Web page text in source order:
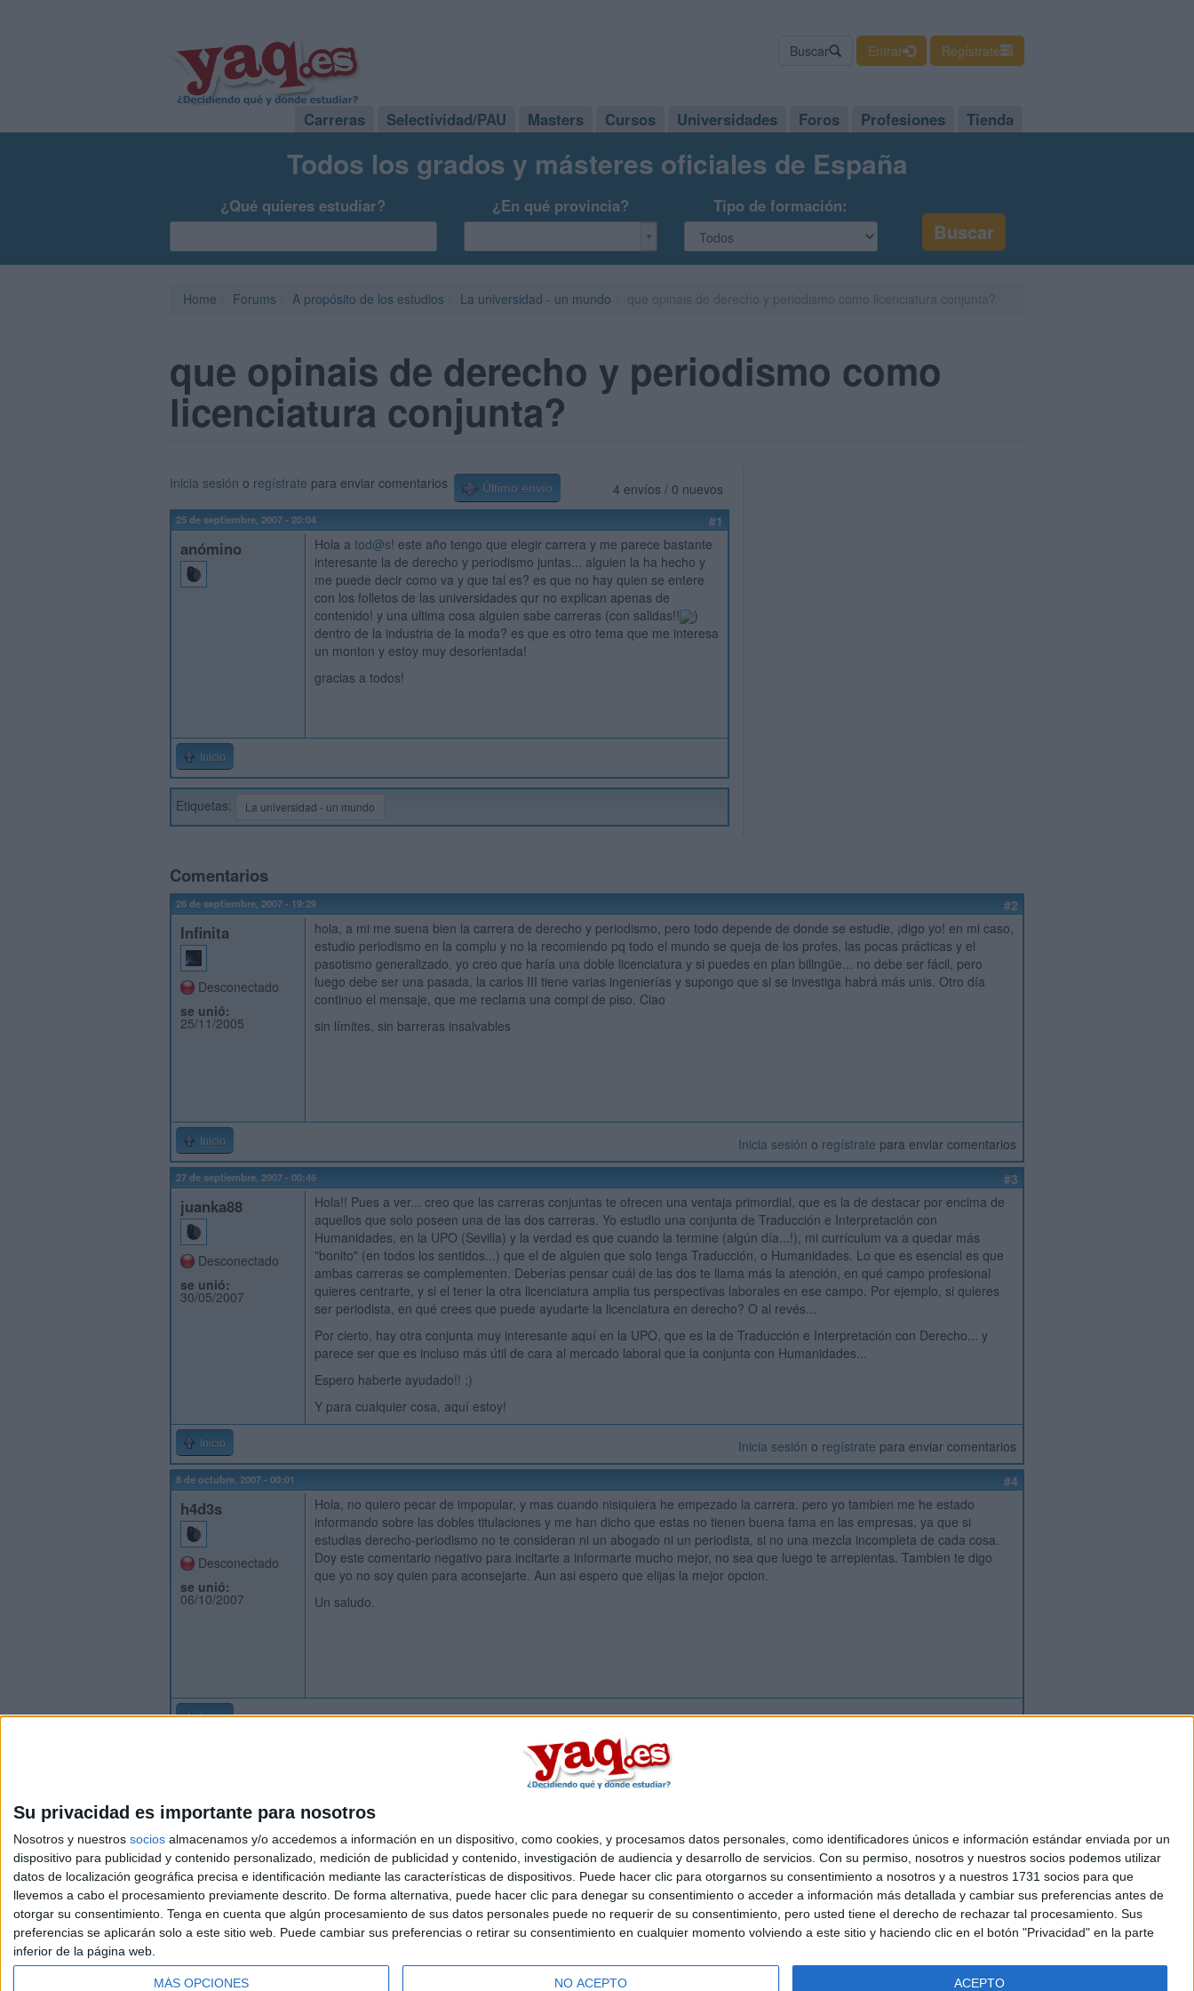
Su privacidad es importante para nosotros
Nosotros y nuestros socios almacenamos y/o accedemos a información en un dispositivo, como cookies, y procesamos datos personales, como identificadores únicos e información estándar enviada por un
dispositivo para publicidad y contenido personalizado, medición de publicidad y contenido, investigación de audiencia y desarrollo de servicios. Con su permiso, nosotros y nuestros socios podemos utilizar
datos de localización geográfica precisa e identificación mediante las características de dispositivos. Puede hacer clic para otorgarnos su consentimiento a nosotros y a nuestros 1731 socios para que
llevemos a cabo el procesamiento previamente descrito. De forma alternativa, puede hacer clic para denegar su consentimiento o acceder a información más detallada y cambiar sus preferencias antes de
otorgar su consentimiento. Tenga en cuenta que algún procesamiento de sus datos personales puede no requerir de su consentimiento, pero usted tiene el derecho de rechazar tal procesamiento. Sus
preferencias se aplicarán solo a este sitio web. Puede cambiar sus preferencias o retirar su consentimiento en cualquier momento volviendo a este sitio y haciendo clic en el botón "Privacidad" en la parte
inferior de la página web.
MÁS OPCIONES NO ACEPTO ACEPTO
Buscar Entrar Regístrate
Carreras Selectividad/PAU Masters Cursos Universidades Foros Profesiones Tienda
Todos los grados y másteres oficiales de España
¿Qué quieres estudiar? ¿En qué provincia? Tipo de formación:
Home Forums A propósito de los estudios La universidad - un mundo
que opinais de derecho y periodismo como
licenciatura conjunta?
4 envíos / 0 nuevos
Inicia sesión o regístrate para enviar comentarios Último envío
25 de septiembre, 2007 - 20:04 #1
anómino Hola a tod@s! este año tengo que elegir carrera y me parece bastante
interesante la de derecho y periodismo juntas... alguien la ha hecho y
me puede decir como va y que tal es? es que no hay quien se entere
con los folletos de las universidades qur no explican apenas de
contenido! y una ultima cosa alguien sabe carreras (con salidas!!
)
dentro de la industria de la moda? es que es otro tema que me interesa
un monton y estoy muy desorientada!
gracias a todos!
Inicio
Etiquetas: La universidad - un mundo
Comentarios
26 de septiembre, 2007 - 19:29 #2
Infinita
Desconectado
se unió:
25/11/2005
hola, a mi me suena bien la carrera de derecho y periodismo, pero todo depende de donde se estudie, ¡digo yo! en mi caso,
estudio periodismo en la complu y no la recomiendo pq todo el mundo se queja de los profes, las pocas prácticas y el
pasotismo generalizado. yo creo que haría una doble licenciatura y si puedes en plan bilingüe... no debe ser fácil, pero
luego debe ser una pasada, la carlos III tiene varias ingenierías y supongo que si se investiga habrá más unis. Otro día
continuo el mensaje, que me reclama una compi de piso. Ciao
sin límites, sin barreras insalvables
Inicio Inicia sesión o regístrate para enviar comentarios
27 de septiembre, 2007 - 00:46 #3
juanka88
Desconectado
se unió:
30/05/2007
Hola!! Pues a ver... creo que las carreras conjuntas te ofrecen una ventaja primordial, que es la de destacar por encima de
aquellos que solo poseen una de las dos carreras. Yo estudio una conjunta de Traducción e Interpretación con
Humanidades, en la UPO (Sevilla) y la verdad es que cuando la termine (algún día...!), mi currículum va a quedar más
"bonito" (en todos los sentidos...) que el de alguien que solo tenga Traducción, o Humanidades. Lo que es esencial es que
ambas carreras se complementen. Deberías pensar cuál de las dos te llama más la atención, en qué campo profesional
quieres centrarte, y si el tener la otra licenciatura amplia tus perspectivas laborales en ese campo. Por ejemplo, si quieres
ser periodista, en qué crees que puede ayudarte la licenciatura en derecho? O al revés...
Por cierto, hay otra conjunta muy interesante aquí en la UPO, que es la de Traducción e Interpretación con Derecho... y
parece ser que es incluso más útil de cara al mercado laboral que la conjunta con Humanidades...
Espero haberte ayudado!! ;)
Y para cualquier cosa, aquí estoy!
Inicio Inicia sesión o regístrate para enviar comentarios
8 de octubre, 2007 - 00:01 #4
h4d3s
Desconectado
se unió:
06/10/2007
Hola, no quiero pecar de impopular, y mas cuando nisiquiera he empezado la carrera. pero yo tambien me he estado
informando sobre las dobles titulaciones y me han dicho que estas no tienen buena fama en las empresas, ya que si
estudias derecho-periodismo no te consideran ni un abogado ni un periodista, si no una mezcla incompleta de cada cosa.
Doy este comentario negativo para incitarte a informarte mucho mejor, no sea que luego te arrepientas. Tambien te digo
que yo no soy quien para aconsejarte. Aun asi espero que elijas la mejor opcion.
Un saludo.
Inicio Inicia sesiónoregístratepara enviar comentarios
Quiénes somos|Contactar|Anúnciate
Aviso legal|Politica de privacidad|Condiciones generales|Política de cookies
© 2003-2026Compás Mediterráneo S.L.- Diego de León 47 - 28006 Madrid [ESPAÑA] - Tel. +34 91 593 2767